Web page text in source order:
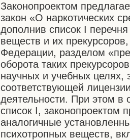
Законопроектом
закон «О наркотических
дополнив список I
веществ и их
Федерации, разделом
оборота таких
научных и учебных целях,
соответствующей
деятельности. При этом в
список I, законопроектом
аналогичные
психотропных веществ,